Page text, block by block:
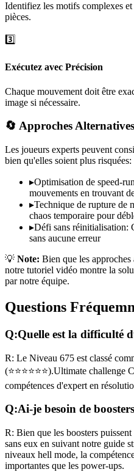
Identifiez les motifs complexes et
pièces.
3️⃣
Exécutez avec Précision
Chaque mouvement doit être
image si nécessaire.
🔄 Approches Alternatives
Les joueurs experts peuvent
bien qu'elles soient plus risquées:
▸Optimisation de speed-
mouvements en trouvant
▸Technique de rupture de
chaos temporaire pour
▸Défi sans réinitialisation:
sans aucune erreur
💡 Note: Bien que les
notre tutoriel vidéo montre la
par notre équipe.
Questions
Q:Quelle est la difficulté
R: Le Niveau 675 est classé
(⭐⭐⭐⭐⭐⭐).Ultimate challenge
compétences d'expert en
Q:Ai-je besoin de
R: Bien que les boosters
sans eux en suivant notre guide
niveaux hell mode, la
importantes que les power-ups.